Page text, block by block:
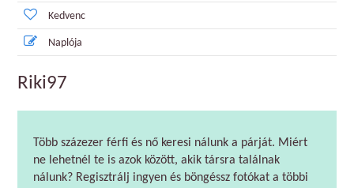
Kedvenc
Naplója
Riki97
Több százezer férfi és nő keresi nálunk a párját. Miért
ne lehetnél te is azok között, akik társra találnak
nálunk? Regisztrálj ingyen és böngéssz fotókat a többi